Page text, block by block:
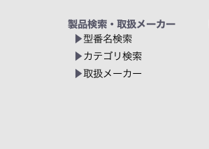
製品検索・取扱メーカー
型番名検索
カテゴリ検索
取扱メーカー